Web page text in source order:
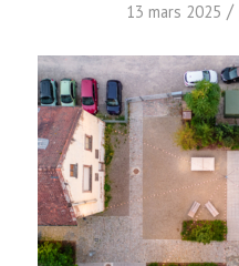
13 mars 2025 /